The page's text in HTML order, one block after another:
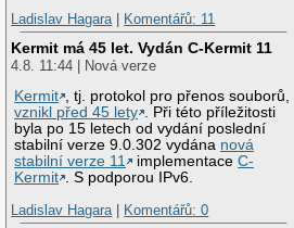
Ladislav Hagara| Komentářů: 11
Kermit má 45 let. Vydán C-Kermit 11
4.8. 11:44 | Nová verze
Kermit , tj. protokol pro přenos souborů,
vznikl před 45 lety . Při této příležitosti
byla po 15 letech od vydání poslední
stabilní verze 9.0.302 vydána nová
stabilní verze 11
implementaceC-
Kermit . S podporou IPv6.
Ladislav Hagara| Komentářů: 0